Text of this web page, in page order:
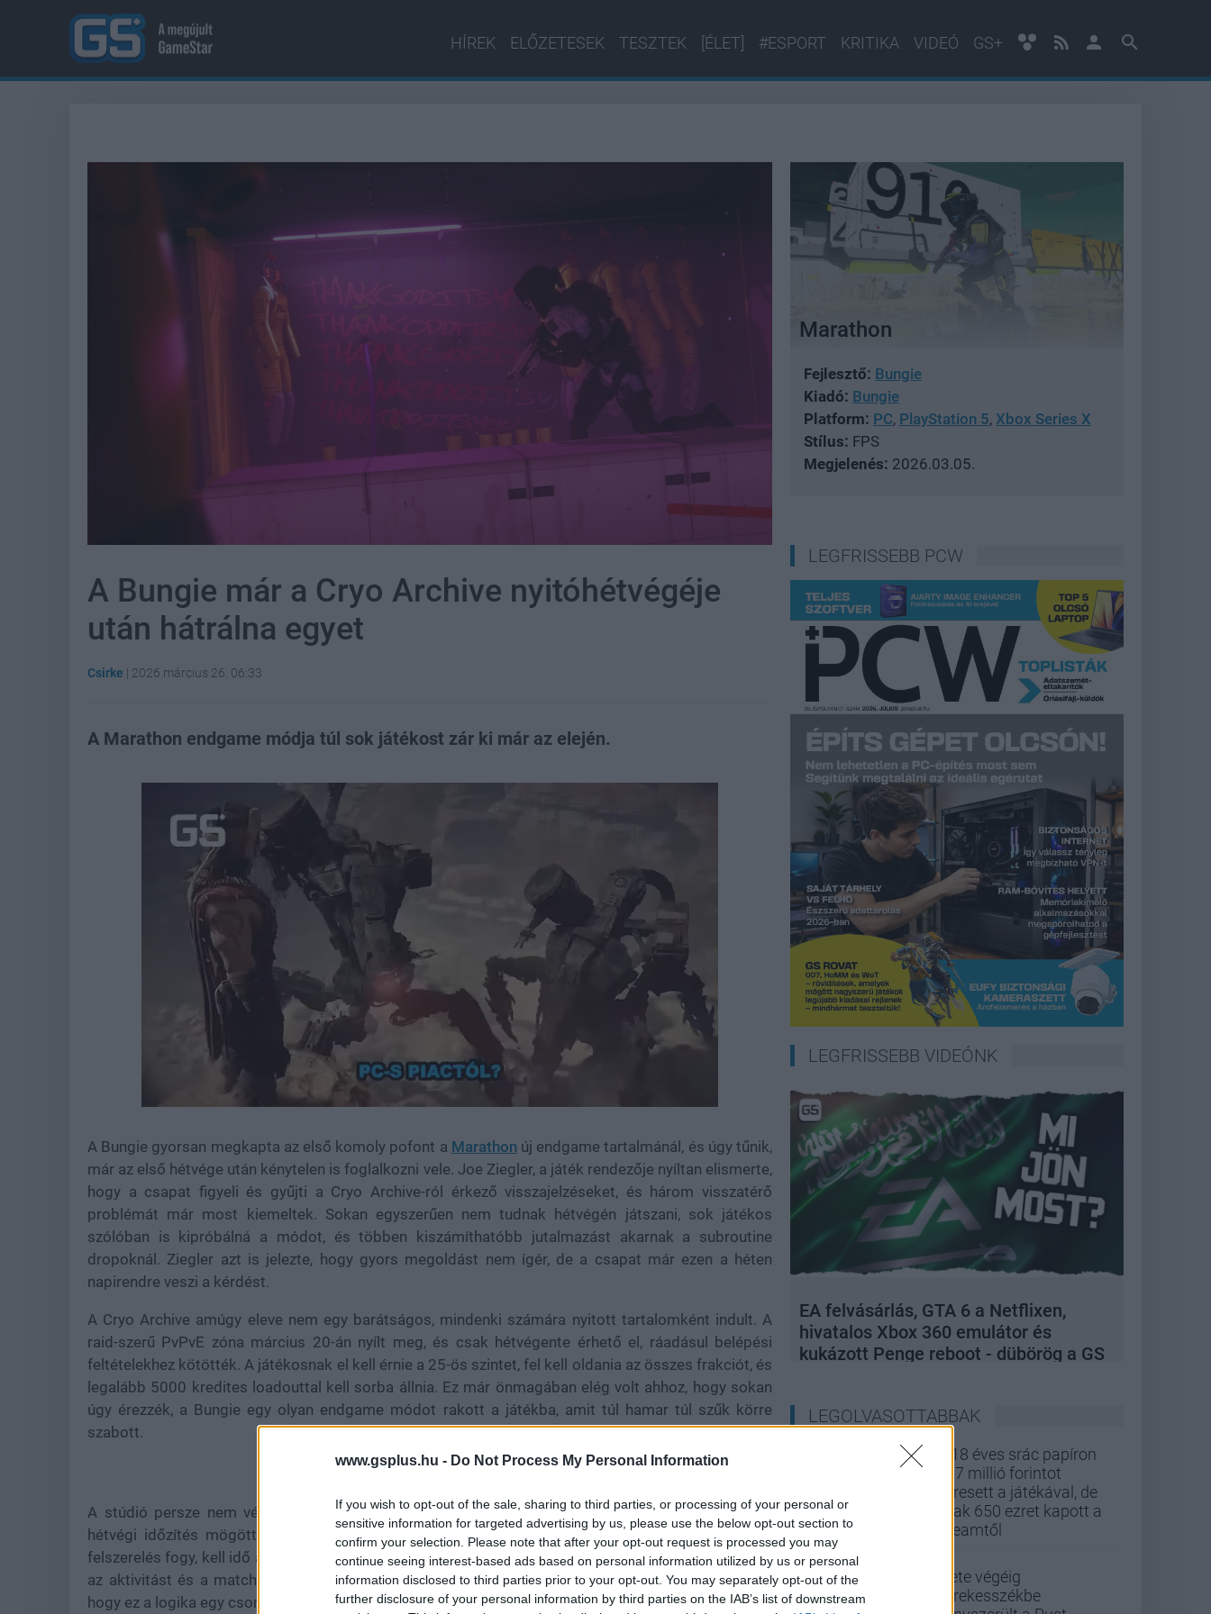
www.gsplus.hu - Do Not Process My Personal Information
If you wish to opt-out of the sale, sharing to third parties, or processing of your personal or
sensitive information for targeted advertising by us, please use the below opt-out section to
confirm your selection. Please note that after your opt-out request is processed you may
continue seeing interest-based ads based on personal information utilized by us or personal
information disclosed to third parties prior to your opt-out. You may separately opt-out of the
further disclosure of your personal information by third parties on the IAB’s list of downstream
HÍREK ELŐZETESEK TESZTEK [ÉLET] #ESPORT KRITIKA VIDEÓ GS+
A Bungie már a Cryo Archive nyitóhétvégéje
után hátrálna egyet
Csirke | 2026 március 26. 06:33
A Marathon endgame módja túl sok játékost zár ki már az elején.
37.42%
A Bungie gyorsan megkapta az első komoly pofont a Marathonúj endgame tartalmánál, és úgy tűnik,
már az első hétvége után kénytelen is foglalkozni vele. Joe Ziegler, a játék rendezője nyíltan elismerte,
hogy a csapat figyeli és gyűjti a Cryo Archive-ról érkező visszajelzéseket, és három visszatérő
problémát már most kiemeltek. Sokan egyszerűen nem tudnak hétvégén játszani, sok játékos
szólóban is kipróbálná a módot, és többen kiszámíthatóbb jutalmazást akarnak a subroutine
dropoknál. Ziegler azt is jelezte, hogy gyors megoldást nem ígér, de a csapat már ezen a héten
napirendre veszi a kérdést.
A Cryo Archive amúgy eleve nem egy barátságos, mindenki számára nyitott tartalomként indult. A
raid-szerű PvPvE zóna március 20-án nyílt meg, és csak hétvégente érhető el, ráadásul belépési
feltételekhez kötötték. A játékosnak el kell érnie a 25-ös szintet, fel kell oldania az összes frakciót, és
legalább 5000 kredites loadouttal kell sorba állnia. Ez már önmagában elég volt ahhoz, hogy sokan
úgy érezzék, a Bungie egy olyan endgame módot rakott a játékba, amit túl hamar túl szűk körre
szabott.
A stúdió persze nem véletlenül választotta ezt a modellt. Ziegler korábban arról beszélt, hogy a
hétvégi időzítés mögött részben gazdasági és játékmeneti okok állnak: a Cryo Archive-ban sok
felszerelés fogy, kell idő a hét közbeni felkészülésre, és a Bungie szerint így könnyebb életben tartani
az aktivitást és a matchmakinget is. Papíron ez érthető, a gyakorlatban viszont már most látszik,
hogy ez a logika egy csomó embert az ajtón kívül hagy.
Marathon
Fejlesztő: Bungie
Kiadó: Bungie
Platform: PC, PlayStation 5, Xbox Series X
Stílus: FPS
Megjelenés: 2026.03.05.
LEGFRISSEBB PCW
LEGFRISSEBB VIDEÓNK
EA felvásárlás, GTA 6 a Netflixen,
hivatalos Xbox 360 emulátor és
kukázott Penge reboot - dübörög a GS
LEGOLVASOTTABBAK
A 18 éves srác papíron
437 millió forintot
keresett a játékával, de
csak 650 ezret kapott a
Steamtől
Élete végéig
kerekesszékbe